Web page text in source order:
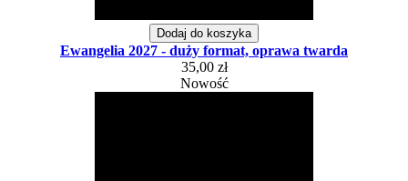
Dodaj do koszyka
Ewangelia 2027 - duży format, oprawa twarda
35,00 zł
Nowość